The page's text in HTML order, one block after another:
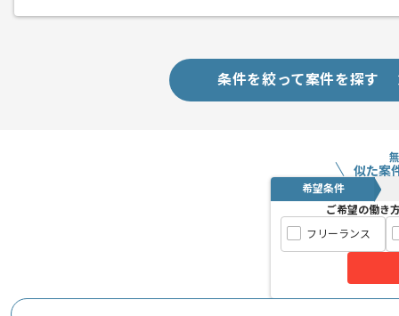
条件を絞って案件を探す
似た案
希望条件
ご希望の働き
フリーランス